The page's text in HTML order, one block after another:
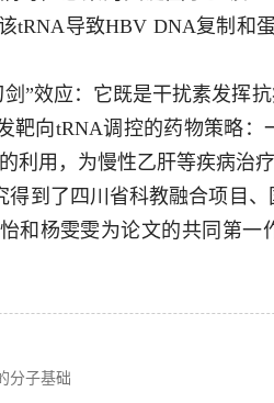
tRNA导致HBV DNA复制和
”效应：它既是干扰素发挥
向tRNA调控的药物策略：
用，为慢性乙肝等疾病治疗
到了四川省科教融合项目、
和杨雯雯为论文的共同第一
分子基础